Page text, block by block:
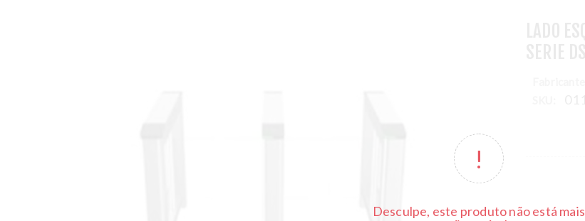
Desculpe, este produto não está mais